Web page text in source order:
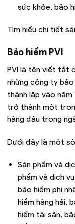
sức khỏe, bảo
Tìm hiểu chi tiết
Bảo hiểm PVI
PVI là tên viết tắt
những công ty
thành lập vào năm
trở thành một
hàng đầu trong
Dưới đây là một
Sản phẩm và
phẩm và dịch
bảo hiểm phi
hiểm hàng hải,
hiểm tài sản,